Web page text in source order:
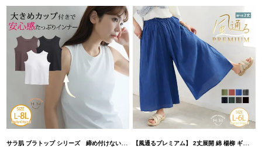
サラ肌 ブラトップ シリーズ 締め付けない リブ タンクトップ | 大きいサイズの通販ならハッピーマリリン 【風通るプレミアム】 2丈展開 綿 楊柳 ギャザー フレア スカンツ 【ウェストゴム】 | 大きいサイズの通販ならハッピーマリリン